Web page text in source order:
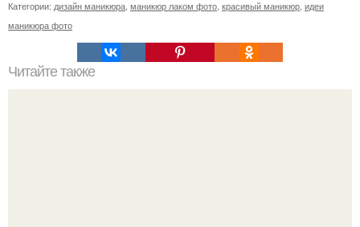
Категории: дизайн маникюра маникюр лаком фото красивый маникюр идеи
маникюра фото
Читайте также